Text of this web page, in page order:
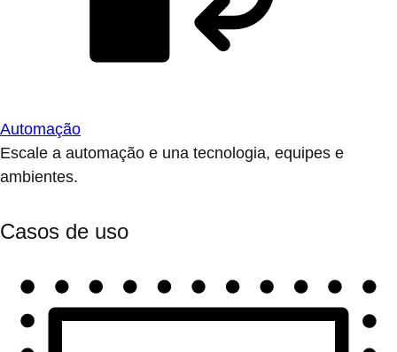
Automação
Escale a automação e una tecnologia, equipes e
ambientes.
Casos de uso